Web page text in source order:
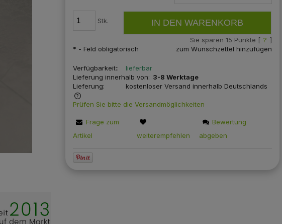
Stk. IN DEN WARENKORB
Sie sparen15 Punkte [ ? ]
zum Wunschzettel hinzufügen
* - Feld obligatorisch
Verfügbarkeit::
lieferbar
Lieferung innerhalb von: 3-8 Werktage
Lieferung:
kostenloser Versand innerhalb Deutschlands
Prüfen Sie bitte die Versandmöglichkeiten
Frage zum
Artikel
weiterempfehlen
Bewertung
abgeben